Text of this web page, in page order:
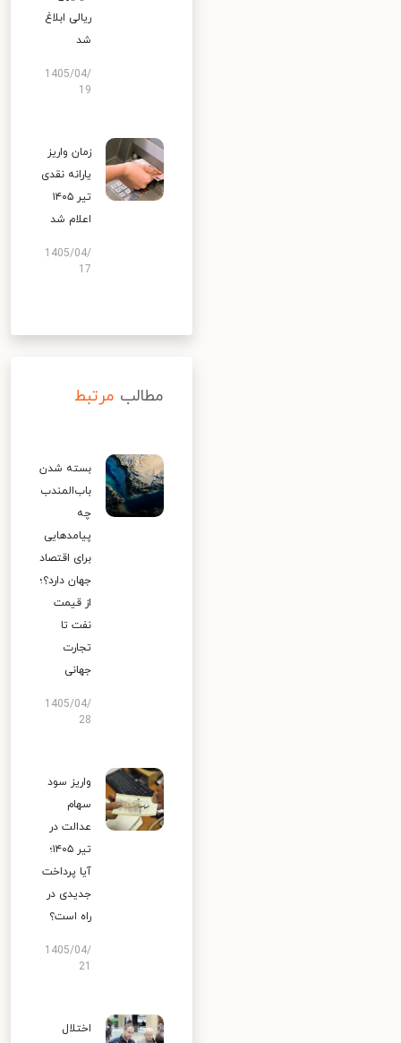
ریالی ابلاغ
شد
1405/04/
19
زمان واریز
یارانه نقدی
تیر ۱۴۰۵
اعلام شد
1405/04/
17
مطالب مرتبط
بسته شدن
باب‌المندب
چه
پیامدهایی
برای اقتصاد
جهان دارد؟؛
از قیمت
نفت تا
تجارت
جهانی
1405/04/
28
واریز سود
سهام
عدالت در
تیر ۱۴۰۵؛
آیا پرداخت
جدیدی در
راه است؟
1405/04/
اختلال